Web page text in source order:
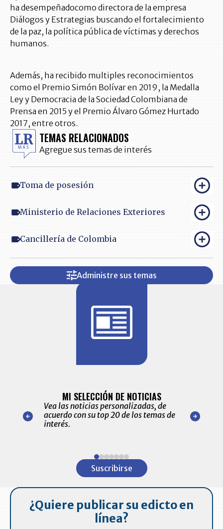
ha desempeñadocomo directora de la empresa
Diálogos y Estrategias buscando el fortalecimiento
de la paz, la política pública de víctimas y derechos
humanos.
Además, ha recibido multiples reconocimientos
como el Premio Simón Bolívar en 2019, la Medalla
Ley y Democracia de la Sociedad Colombiana de
Prensa en 2015 y el Premio Álvaro Gómez Hurtado
2017, entre otros.
TEMAS RELACIONADOS
Agregue sus temas de interés
Toma de posesión
Ministerio de Relaciones Exteriores
Cancillería de Colombia
Administre sus temas
nuestro
para
MI SELECCIÓN DE NOTICIAS
Vea las noticias personalizadas, de
acuerdo con su top 20 de los temas de
interés.
de las
Suscribirse
¿Quiere publicar su edicto en
línea?